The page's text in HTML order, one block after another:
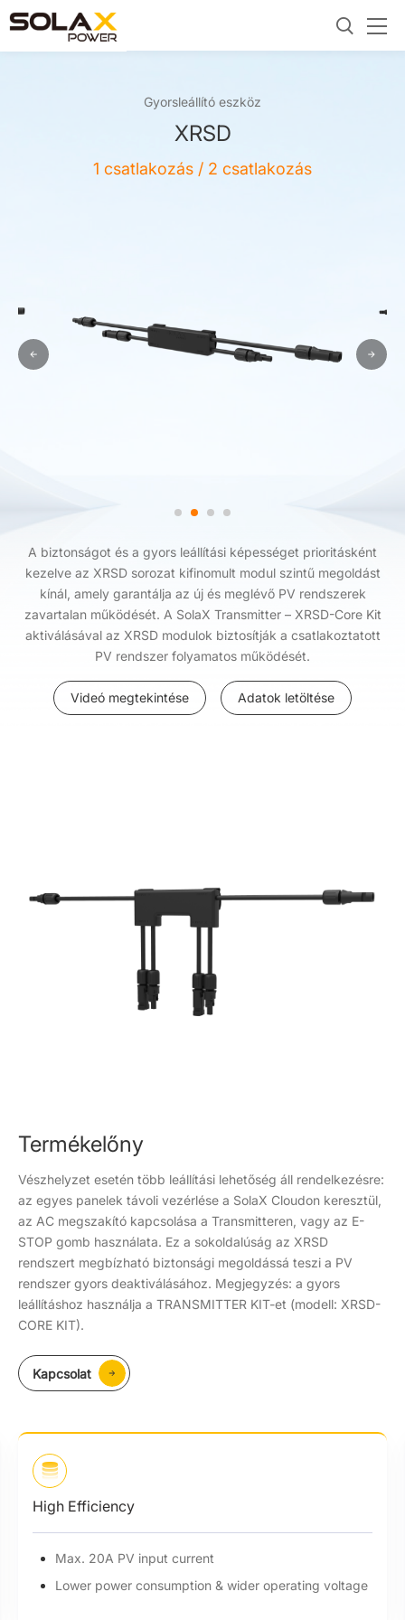
Gyorsleállító eszköz
XRSD
1 csatlakozás / 2 csatlakozás
A biztonságot és a gyors leállítási képességet prioritásként
kezelve az XRSD sorozat kifinomult modul szintű megoldást
kínál, amely garantálja az új és meglévő PV rendszerek
zavartalan működését. A SolaX Transmitter – XRSD-Core Kit
aktiválásával az XRSD modulok biztosítják a csatlakoztatott
PV rendszer folyamatos működését.
Videó megtekintése Adatok letöltése
Termékelőny
Vészhelyzet esetén több leállítási lehetőség áll rendelkezésre:
az egyes panelek távoli vezérlése a SolaX Cloudon keresztül,
az AC megszakító kapcsolása a Transmitteren, vagy az E-
STOP gomb használata. Ez a sokoldalúság az XRSD
rendszert megbízható biztonsági megoldássá teszi a PV
rendszer gyors deaktiválásához. Megjegyzés: a gyors
leállításhoz használja a TRANSMITTER KIT-et (modell: XRSD-
CORE KIT).
Kapcsolat
High Efficiency
Max. 20A PV input current
Lower power consumption & wider operating voltage